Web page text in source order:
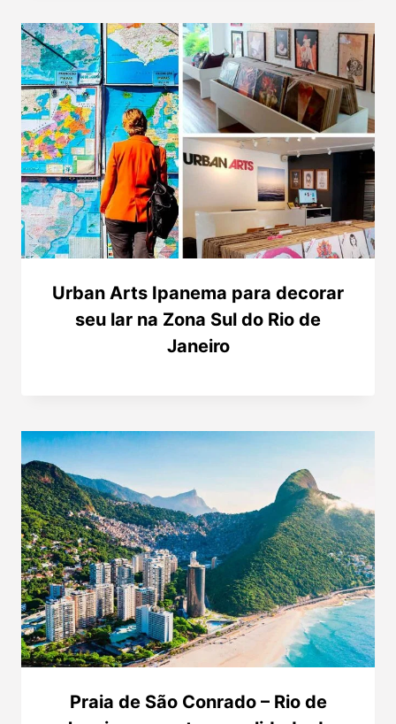
Urban Arts Ipanema para decorar
seu lar na Zona Sul do Rio de
Janeiro
Praia de São Conrado – Rio de